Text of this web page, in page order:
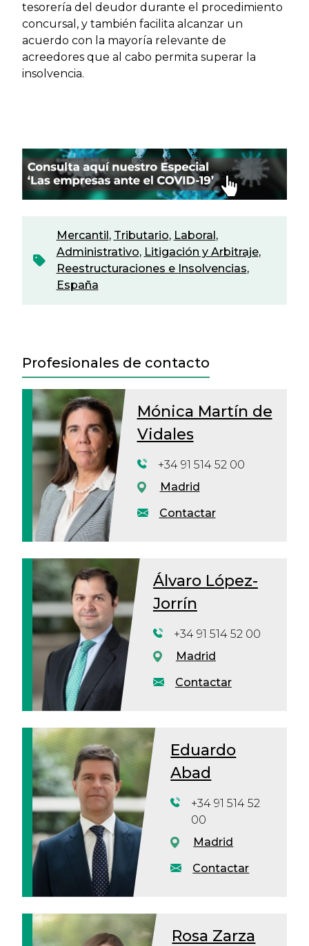
tesorería del deudor durante el procedimiento
concursal, y también facilita alcanzar un
acuerdo con la mayoría relevante de
acreedores que al cabo permita superar la
insolvencia.
Mercantil, Tributario, Laboral,
Administrativo, Litigación y Arbitraje,
Reestructuraciones e Insolvencias,
España
Profesionales de contacto
Mónica Martín de
Vidales
Contactar
+34 91 514 52 00
Madrid
Álvaro López-
Jorrín
Contactar
+34 91 514 52 00
Madrid
Eduardo
Abad
Contactar
+34 91 514 52
00
Madrid
Rosa Zarza